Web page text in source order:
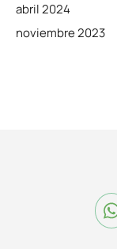
abril 2024
noviembre 2023